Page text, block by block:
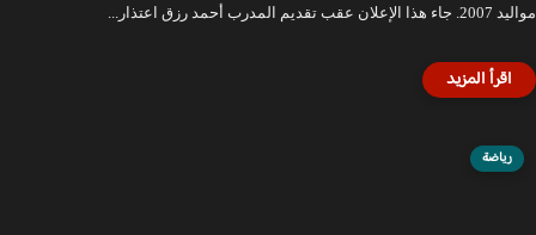
مواليد 2007. جاء هذا الإعلان عقب تقديم المدرب أحمد رزق اعتذار...
رياضة